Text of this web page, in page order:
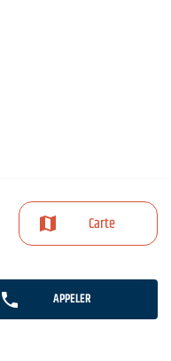
Carte
APPELER